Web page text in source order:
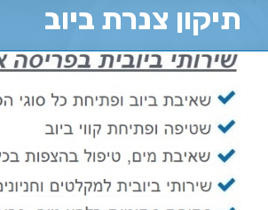
תיקון צנרת ביוב